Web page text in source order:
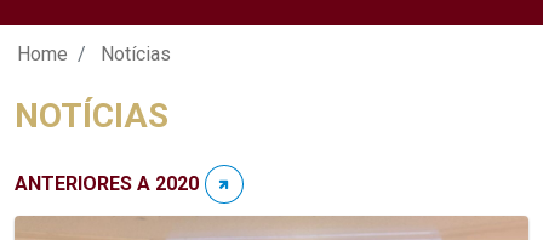
Notícias - Unicap
Home Notícias
NOTÍCIAS
ANTERIORES A 2020